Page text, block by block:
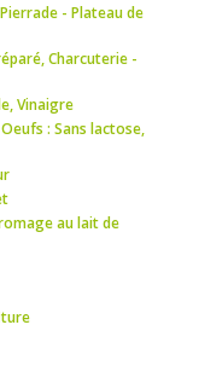
- Plateau de
,Charcuterie -
,Vinaigre
: Sans lactose,
au lait de